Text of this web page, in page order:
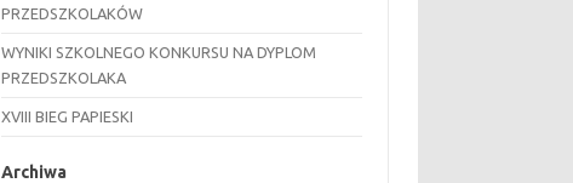
PRZEDSZKOLAKÓW
WYNIKI SZKOLNEGO KONKURSU NA DYPLOM
PRZEDSZKOLAKA
XVIII BIEG PAPIESKI
Archiwa